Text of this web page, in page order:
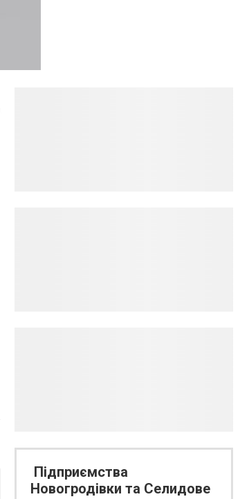
Підприємства
Новогродівки та Селидове